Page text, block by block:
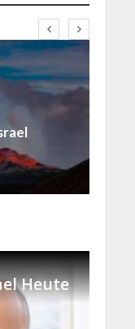
Heute